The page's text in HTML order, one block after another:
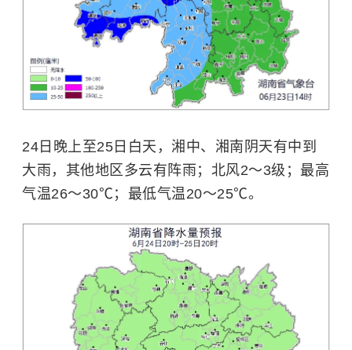
24日晚上至25日白天，湘中、湘南阴天有中到
大雨，其他地区多云有阵雨；北风2～3级；最高
气温26～30℃；最低气温20～25℃。